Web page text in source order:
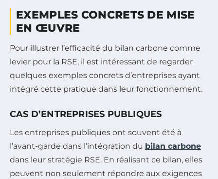
EXEMPLES CONCRETS DE MISE
EN ŒUVRE
Pour illustrer l’efficacité du bilan carbone comme
levier pour la RSE, il est intéressant de regarder
quelques exemples concrets d’entreprises ayant
intégré cette pratique dans leur fonctionnement.
CAS D’ENTREPRISES PUBLIQUES
Les entreprises publiques ont souvent été à
l’avant-garde dans l’intégration du bilan carbone
dans leur stratégie RSE. En réalisant ce bilan, elles
peuvent non seulement répondre aux exigences